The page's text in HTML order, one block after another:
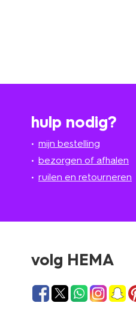
hulp nodig?
mijn bestelling
bezorgen of afhalen
ruilen en retourneren
volg HEMA